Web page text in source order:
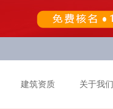
建筑资质 关于我们